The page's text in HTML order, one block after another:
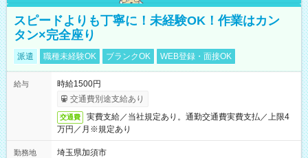
スピードよりも丁寧に！未経験OK！作業はカン
タン×完全座り
派遣 職種未経験OK ブランクOK WEB登録・面接OK
給与
時給1500円
交通費別途支給あり
交通費
実費支給／当社規定あり。通勤交通費実費支払／上限4
万円／月※規定あり
勤務地
埼玉県加須市